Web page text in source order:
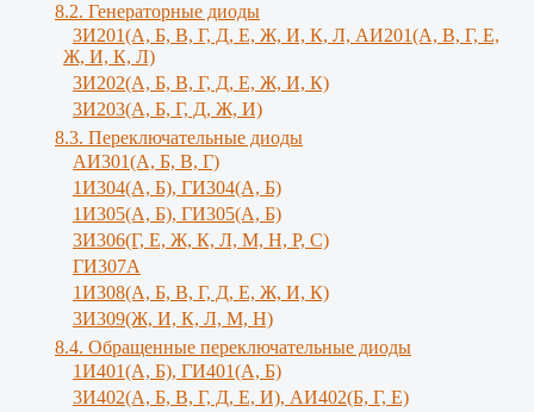
8.2. Генераторные диоды
3И201(А, Б, В, Г, Д, Е, Ж, И, К, Л, АИ201(А, В, Г, Е,
Ж, И, К, Л)
3И202(А, Б, В, Г, Д, Е, Ж, И, К)
3И203(А, Б, Г, Д, Ж, И)
8.3. Переключательные диоды
АИ301(А, Б, В, Г)
1И304(А, Б), ГИ304(А, Б)
1И305(А, Б), ГИ305(А, Б)
3И306(Г, Е, Ж, К, Л, М, Н, Р, С)
ГИ307А
1И308(А, Б, В, Г, Д, Е, Ж, И, К)
3И309(Ж, И, К, Л, M, Н)
8.4. Обращенные переключательные диоды
1И401(А, Б), ГИ401(А, Б)
3И402(А, Б, В, Г, Д, Е, И), АИ402(Б, Г, Е)